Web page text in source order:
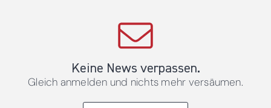
Keine News verpassen.
Gleich anmelden und nichts mehr versäumen.